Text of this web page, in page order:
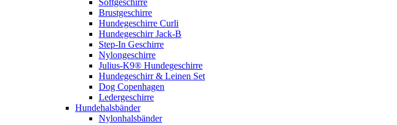
Softgeschirre
Brustgeschirre
Hundegeschirre Curli
Hundegeschirr Jack-B
Step-In Geschirre
Nylongeschirre
Julius-K9® Hundegeschirre
Hundegeschirr & Leinen Set
Dog Copenhagen
Ledergeschirre
Hundehalsbänder
Nylonhalsbänder